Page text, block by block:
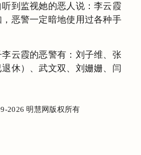
到监视她的恶人说：李云霞
恶警一定暗地使用过各种手
云霞的恶警有：刘子维、张
休）、武文双、刘姗姗、闫
2026 明慧网版权所有